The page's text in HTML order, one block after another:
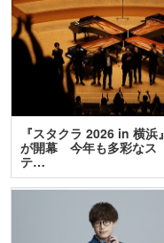
『スタクラ 2026 in 横浜』
が開幕 今年も多彩なス
テ…